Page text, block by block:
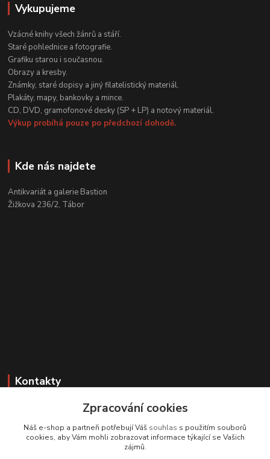
Vykupujeme
Vzácné knihy všech žánrů a stáří.
Staré pohlednice a fotografie.
Grafiku starou i současnou.
Obrazy a kresby.
Známky, staré dopisy a jiný filatelistický materiál.
Plakáty, mapy, bankovky a mince.
CD, DVD, gramofonové desky (SP + LP) a notový materiál.
Výkup probíhá pouze po předchozí dohodě.
Kde nás najdete
Antikvariát a galerie Bastion
Žižkova 236/2, Tábor
Kontakty
Zákaznická podpora
+420 608 331 344
(Po-Pá, 11-17 hod.; So, 9-12 hod.)
Zpracování cookies
Náš e-shop a partneři potřebují Váš souhlas s použitím souborů
cookies, aby Vám mohli zobrazovat informace týkající se Vašich
zájmů.